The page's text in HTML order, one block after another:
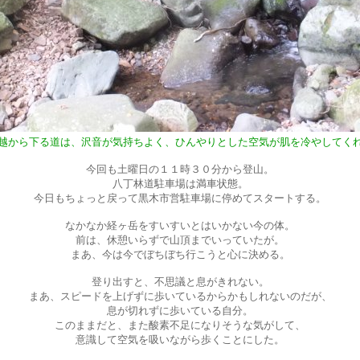
から下る道は、沢音が気持ちよく、ひんやりとした空気が肌を冷やしてく
今回も土曜日の１１時３０分から登山。
八丁林道駐車場は満車状態。
今日もちょっと戻って黒木市営駐車場に停めてスタートする。
なかなか経ヶ岳をすいすいとはいかない今の体。
前は、休憩いらずで山頂までいっていたが。
まあ、今は今でぼちぼち行こうと心に決める。
登り出すと、不思議と息がきれない。
まあ、スピードを上げずに歩いているからかもしれないのだが、
息が切れずに歩いている自分。
このままだと、また酸素不足になりそうな気がして、
意識して空気を吸いながら歩くことにした。